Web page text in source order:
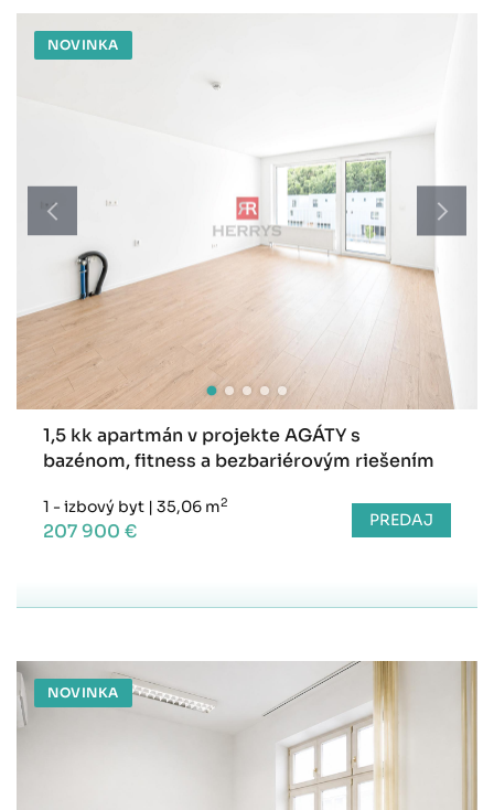
NOVINKA
1,5 kk apartmán v projekte AGÁTY s
bazénom, fitness a bezbariérovým riešením
1 - izbový byt | 35,06 m2
207 900 € PREDAJ
NOVINKA